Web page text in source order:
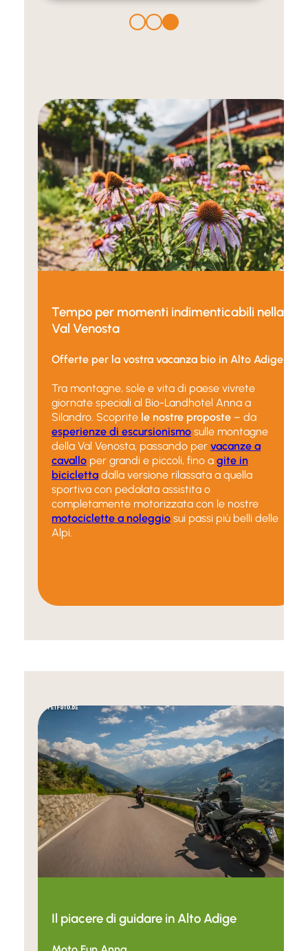
Tempo per momenti indimenticabili nella
Val Venosta
Offerte per la vostra vacanza bio in Alto Adige
Tra montagne, sole e vita di paese vivrete
giornate speciali al Bio-Landhotel Anna a
Silandro. Scoprite le nostre proposte – da
esperienze di escursionismo sulle montagne
della Val Venosta, passando per vacanze a
cavallo per grandi e piccoli, fino a gite in
bicicletta dalla versione rilassata a quella
sportiva con pedalata assistita o
completamente motorizzata con le nostre
motociclette a noleggio sui passi più belli delle
Alpi.
Il piacere di guidare in Alto Adige